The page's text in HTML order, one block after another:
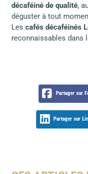
décaféiné de qualité,
déguster à tout
Les cafés décaféinés
reconnaissables dans
Partager sur
Partager sur